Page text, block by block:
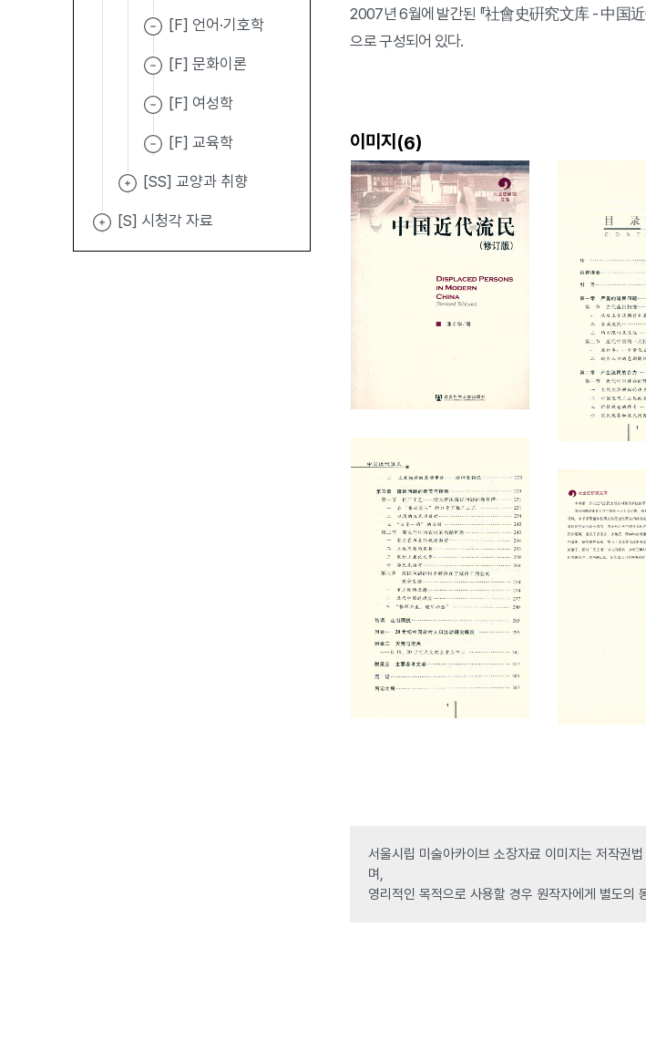
[F] 언어·기호학
[F] 문화이론
[F] 여성학
[F] 교육학
[SS] 교양과 취향
[S] 시청각 자료
2007년 6월에 발간된 『社會史硏究文库 - 中国
으로 구성되어 있다.
이미지(6)
서울시립 미술아카이브 소장자료 이미지는 저작권
며,
영리적인 목적으로 사용할 경우 원작자에게 별도의